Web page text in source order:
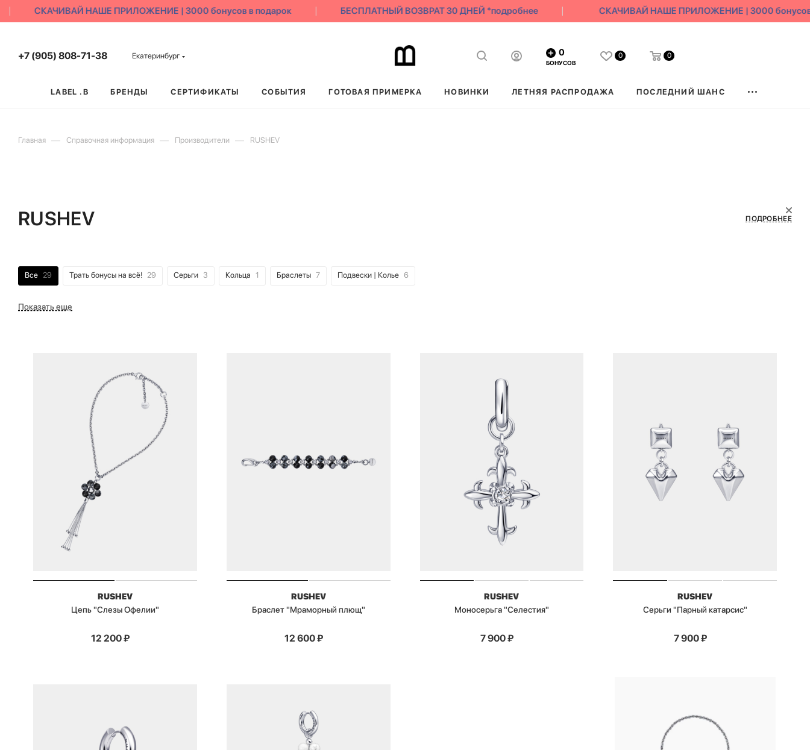
СКАЧИВАЙ НАШЕ ПРИЛОЖЕНИЕ | 3000 бонусов в подарок БЕСПЛАТНЫЙ ВОЗВРАТ 30 ДНЕЙ *подробнее СКАЧИВАЙ НАШЕ ПРИЛОЖЕНИЕ | 3000 бонусов в
+7 (905) 808-71-38 Екатеринбург 0
БОНУСОВ
0 0
LABEL .B БРЕНДЫ СЕРТИФИКАТЫ СОБЫТИЯ ГОТОВАЯ ПРИМЕРКА НОВИНКИ ЛЕТНЯЯ РАСПРОДАЖА ПОСЛЕДНИЙ ШАНС
Главная — Справочная информация — Производители — RUSHEV
RUSHEV ПОДРОБНЕЕ
Все 29 Трать бонусы на всё! 29 Серьги 3 Кольца 1 Браслеты 7 Подвески | Колье 6
Показать еще
RUSHEV
Цепь "Слезы Офелии"
12 200₽
RUSHEV
Браслет "Мраморный плющ"
12 600₽
RUSHEV
Моносерьга "Селестия"
7 900₽
RUSHEV
Серьги "Парный катарсис"
7 900₽